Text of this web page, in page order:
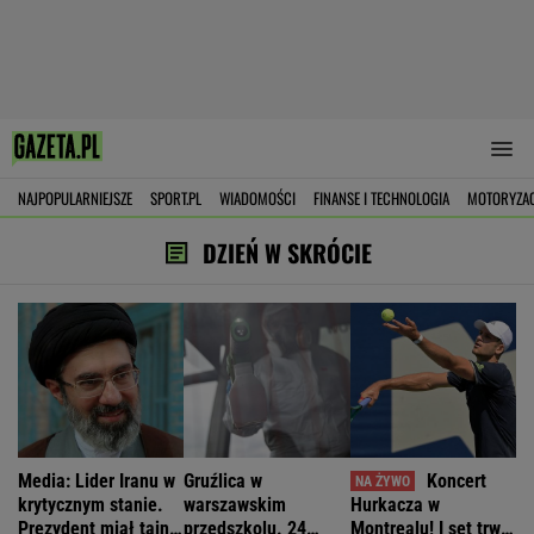
NAJPOPULARNIEJSZE SPORT.PL WIADOMOŚCI FINANSE I TECHNOLOGIA
DZIEŃ W SKRÓCIE
Media: Lider Iranu w
krytycznym stanie.
Prezydent miał tajne
Gruźlica w
warszawskim
przedszkolu. 24
Koncert
Hurkacza w
Montrealu! I set trwał